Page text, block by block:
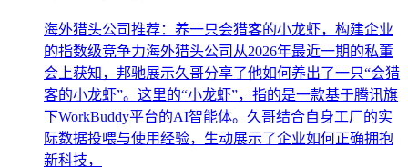
海外猎头公司推荐：养一只会猎客的小龙虾，构建企业
的指数级竞争力海外猎头公司从2026年最近一期的私董
会上获知，邦驰展示久哥分享了他如何养出了一只“会猎
客的小龙虾”。这里的“小龙虾”，指的是一款基于腾讯旗
下WorkBuddy平台的AI智能体。久哥结合自身工厂的实
际数据投喂与使用经验，生动展示了企业如何正确拥抱
新科技，